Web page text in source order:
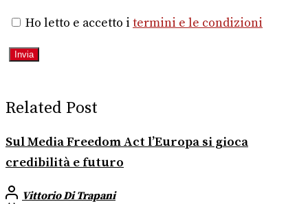
Ho letto e accetto i termini e le condizioni
Related Post
Sul Media Freedom Act l’Europa si gioca
credibilità e futuro
Vittorio Di Trapani